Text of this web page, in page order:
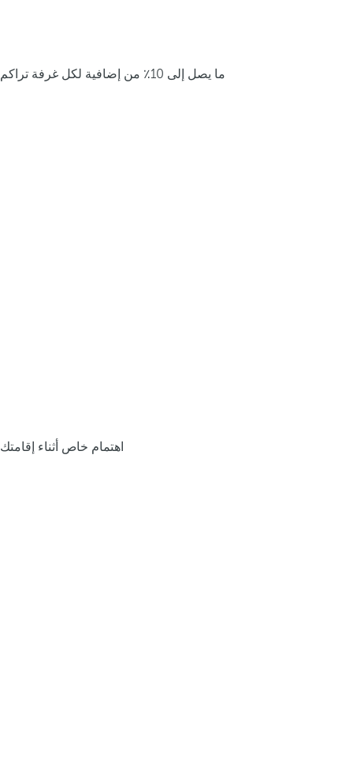
ما يصل إلى 10٪ من إضافية لكل غرفة تراكم
اهتمام خاص أثناء إقامتك